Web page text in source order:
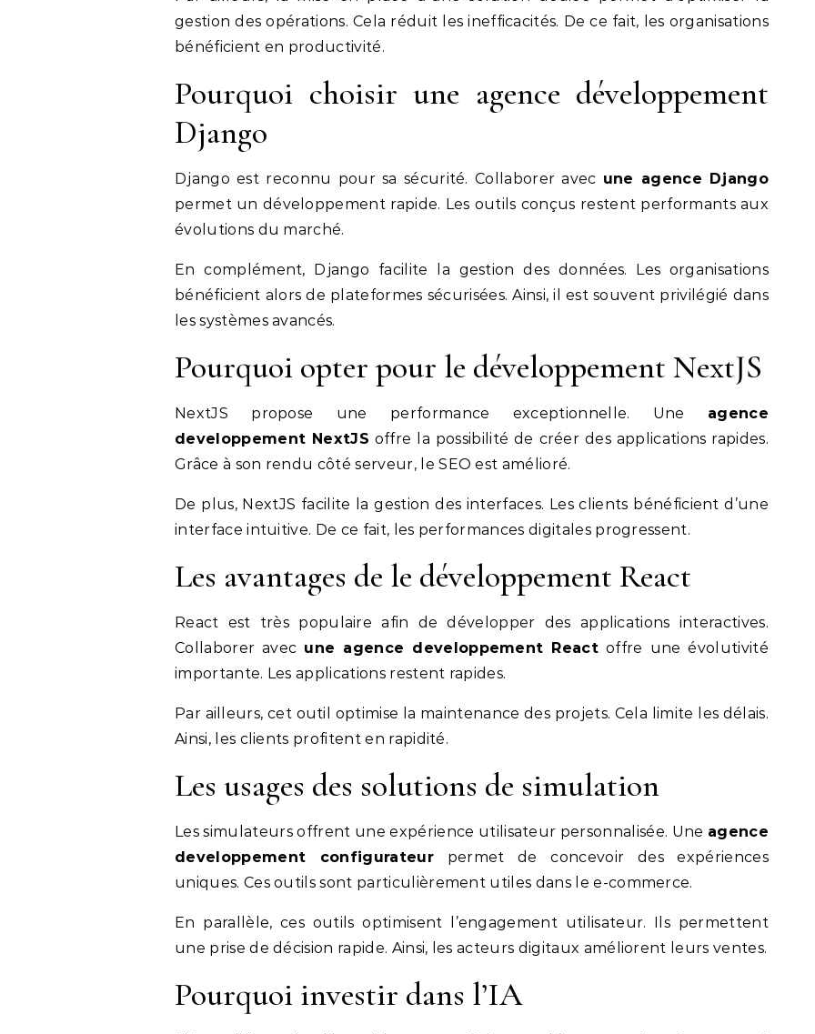
gestion des opérations. Cela réduit les inefficacités. De ce fait, les organisations
bénéficient en productivité.
Pourquoi choisir une agence développement
Django
Django est reconnu pour sa sécurité. Collaborer avec une agence Django
permet un développement rapide. Les outils conçus restent performants aux
évolutions du marché.
En complément, Django facilite la gestion des données. Les organisations
bénéficient alors de plateformes sécurisées. Ainsi, il est souvent privilégié dans
les systèmes avancés.
Pourquoi opter pour le développement NextJS
NextJS propose une performance exceptionnelle. Une agence
developpement NextJS offre la possibilité de créer des applications rapides.
Grâce à son rendu côté serveur, le SEO est amélioré.
De plus, NextJS facilite la gestion des interfaces. Les clients bénéficient d’une
interface intuitive. De ce fait, les performances digitales progressent.
Les avantages de le développement React
React est très populaire afin de développer des applications interactives.
Collaborer avec une agence developpement React offre une évolutivité
importante. Les applications restent rapides.
Par ailleurs, cet outil optimise la maintenance des projets. Cela limite les délais.
Ainsi, les clients profitent en rapidité.
Les usages des solutions de simulation
Les simulateurs offrent une expérience utilisateur personnalisée. Une agence
developpement configurateurpermet de concevoir des expériences
uniques. Ces outils sont particulièrement utiles dans le e-commerce.
En parallèle, ces outils optimisent l’engagement utilisateur. Ils permettent
une prise de décision rapide. Ainsi, les acteurs digitaux améliorent leurs ventes.
Pourquoi investir dans l’IA